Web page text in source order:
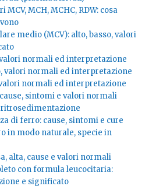
MCH, MCHC, RDW: cosa
medio (MCV): alto, basso, valori
normali ed interpretazione
valori normali ed interpretazione
valori normali ed interpretazione
cause, sintomi e valori normali
di ferro: cause, sintomi e cure
in modo naturale, specie in
alta, cause e valori normali
con formula leucocitaria:
e significato